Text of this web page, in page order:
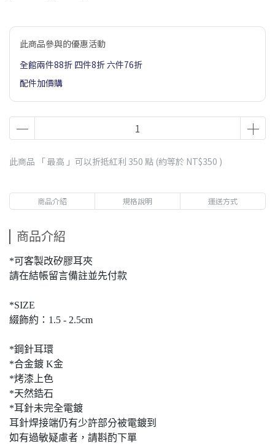
此商品參與的優惠活動
全館兩件88折 四件8折 六件76折
配件加價購
此商品 「 最高 」可以折抵紅利 350 點 (約等於 NT$350 )
商品介紹 規格說明 運送方式
商品介紹
*可客製改矽膠耳夾
請在結帳留言備註並先付款
*SIZE
綴飾約：1.5 - 2.5cm
*鋼針耳環
*合金鍍 K金
*烤漆上色
*天然鋯石
*耳針未完全電鍍
耳針焊接端仍有少許部分被電鍍到
如有過敏疑慮者，請斟酌下單